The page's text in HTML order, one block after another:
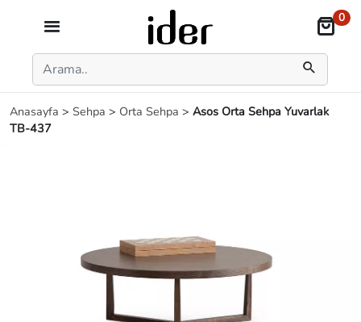
0
Anasayfa > Sehpa > Orta Sehpa > Asos Orta Sehpa Yuvarlak
TB-437